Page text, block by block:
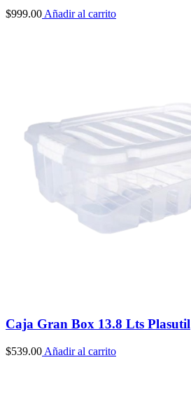
$999.00 Añadir al carrito
Caja Gran Box 13.8 Lts Plasutil
$539.00 Añadir al carrito